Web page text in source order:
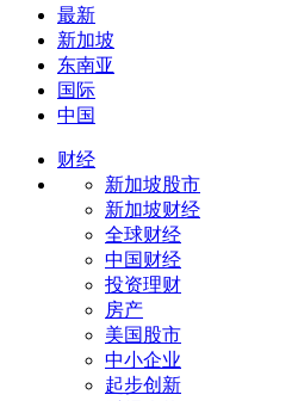
最新
新加坡
东南亚
国际
中国
财经
新加坡股市
新加坡财经
全球财经
中国财经
投资理财
房产
美国股市
中小企业
起步创新